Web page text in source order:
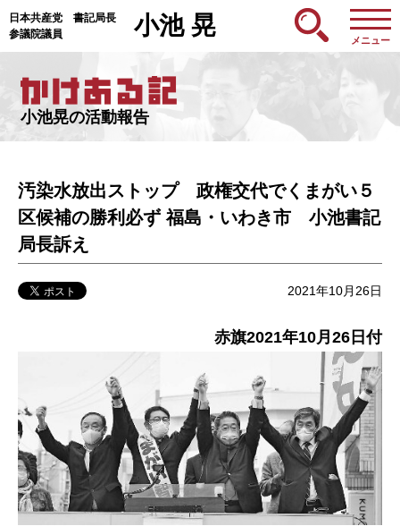
日本共産党 書記局長
参議院議員
小池 晃
メニュー
小池晃の活動報告
汚染水放出ストップ 政権交代でくまがい５
区候補の勝利必ず 福島・いわき市 小池書記
局長訴え
2021年10月26日
赤旗2021年10月26日付